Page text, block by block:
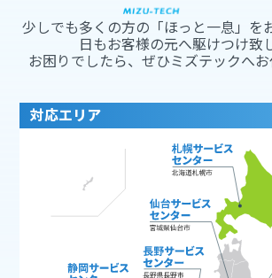
少しでも多くの方の「ほっと一息」を
日もお客様の元へ駆けつけ致
お困りでしたら、ぜひミズテックへお
対応エリア